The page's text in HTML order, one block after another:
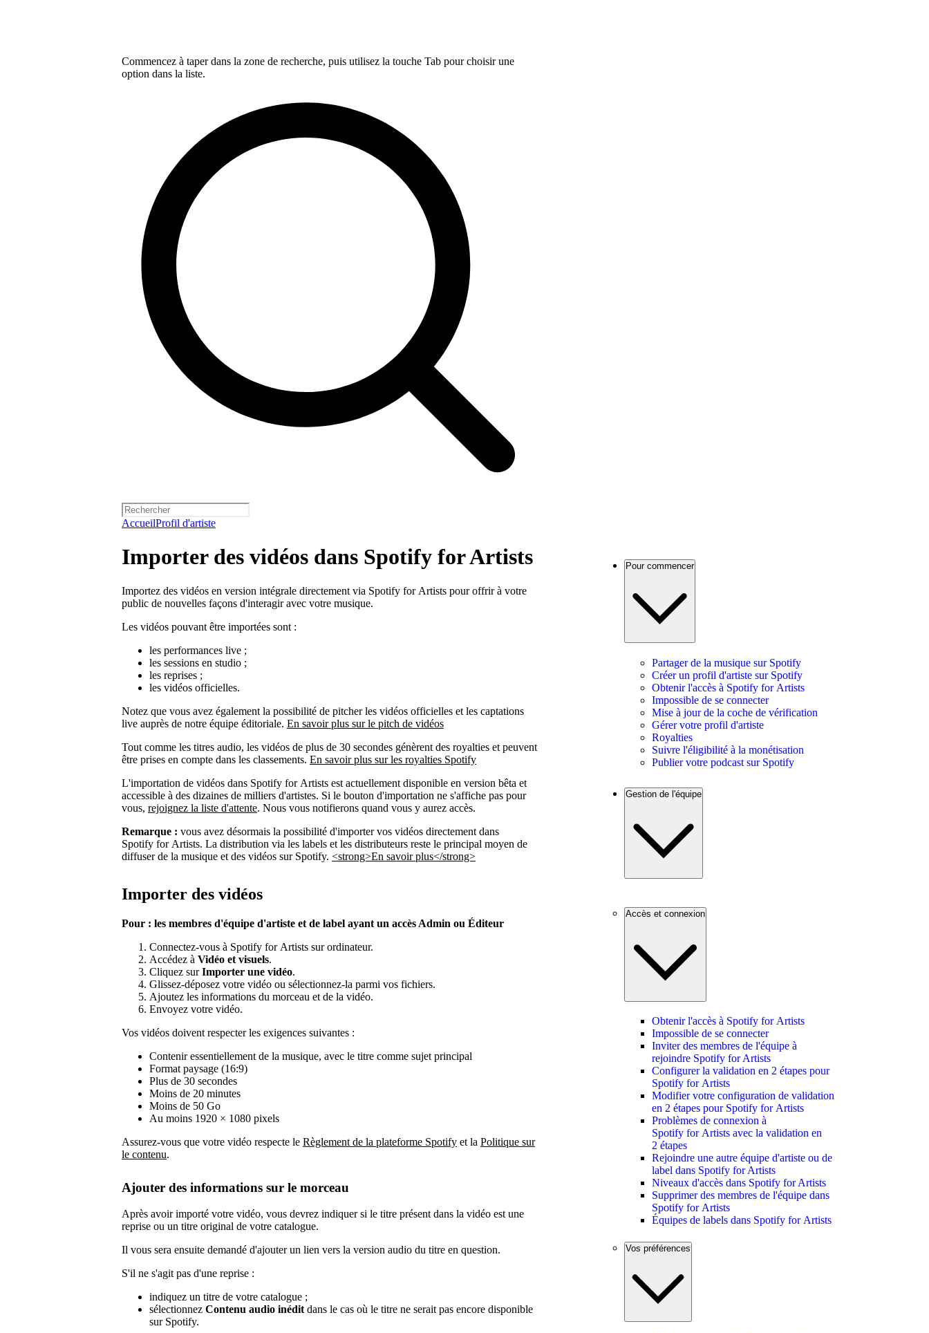
Commencez à taper dans la zone de recherche, puis utilisez la touche Tab pour choisir une
option dans la liste.
AccueilProfil d'artiste
Importer des vidéos dans Spotify for Artists
Importez des vidéos en version intégrale directement via Spotify for Artists pour offrir à votre
public de nouvelles façons d'interagir avec votre musique.
Les vidéos pouvant être importées sont :
les performances live ;
les sessions en studio ;
les reprises ;
les vidéos officielles.
Notez que vous avez également la possibilité de pitcher les vidéos officielles et les captations
live auprès de notre équipe éditoriale. En savoir plus sur le pitch de vidéos
Tout comme les titres audio, les vidéos de plus de 30 secondes génèrent des royalties et peuvent
être prises en compte dans les classements. En savoir plus sur les royalties Spotify
L'importation de vidéos dans Spotify for Artists est actuellement disponible en version bêta et
accessible à des dizaines de milliers d'artistes. Si le bouton d'importation ne s'affiche pas pour
vous, rejoignez la liste d'attente. Nous vous notifierons quand vous y aurez accès.
Remarque : vous avez désormais la possibilité d'importer vos vidéos directement dans
Spotify for Artists. La distribution via les labels et les distributeurs reste le principal moyen de
diffuser de la musique et des vidéos sur Spotify. <strong>En savoir plus</strong>
Importer des vidéos
Pour : les membres d'équipe d'artiste et de label ayant un accès Admin ou Éditeur
Connectez-vous à Spotify for Artists sur ordinateur.
Accédez à Vidéo et visuels.
Cliquez surImporter une vidéo.
Glissez-déposez votre vidéo ou sélectionnez-la parmi vos fichiers.
Ajoutez les informations du morceau et de la vidéo.
Envoyez votre vidéo.
Vos vidéos doivent respecter les exigences suivantes :
Contenir essentiellement de la musique, avec le titre comme sujet principal
Format paysage (16:9)
Plus de 30 secondes
Moins de 20 minutes
Moins de 50 Go
Au moins 1920 × 1080 pixels
Assurez-vous que votre vidéo respecte le Règlement de la plateforme Spotify et la Politique sur
le contenu.
Ajouter des informations sur le morceau
Après avoir importé votre vidéo, vous devrez indiquer si le titre présent dans la vidéo est une
reprise ou un titre original de votre catalogue.
Il vous sera ensuite demandé d'ajouter un lien vers la version audio du titre en question.
S'il ne s'agit pas d'une reprise :
indiquez un titre de votre catalogue ;
sélectionnez Contenu audio inéditdans le cas où le titre ne serait pas encore disponible
sur Spotify.
Pour commencer
Partager de la musique sur Spotify
Créer un profil d'artiste sur Spotify
Obtenir l'accès à Spotify for Artists
Impossible de se connecter
Mise à jour de la coche de vérification
Gérer votre profil d'artiste
Royalties
Suivre l'éligibilité à la monétisation
Publier votre podcast sur Spotify
Gestion de l'équipe
Accès et connexion
Obtenir l'accès à Spotify for Artists
Impossible de se connecter
Inviter des membres de l'équipe à
rejoindre Spotify for Artists
Configurer la validation en 2 étapes pour
Spotify for Artists
Modifier votre configuration de validation
en 2 étapes pour Spotify for Artists
Problèmes de connexion à
Spotify for Artists avec la validation en
2 étapes
Rejoindre une autre équipe d'artiste ou de
label dans Spotify for Artists
Niveaux d'accès dans Spotify for Artists
Supprimer des membres de l'équipe dans
Spotify for Artists
Équipes de labels dans Spotify for Artists
Vos préférences